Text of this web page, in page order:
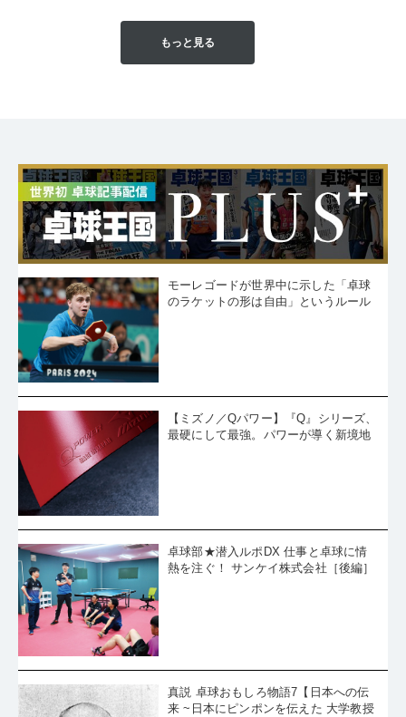
もっと見る
モーレゴードが世界中に示した「卓球
のラケットの形は自由」というルール
【ミズノ／Qパワー】『Q』シリーズ、
最硬にして最強。パワーが導く新境地
卓球部★潜入ルポDX 仕事と卓球に情
熱を注ぐ！ サンケイ株式会社［後編］
真説 卓球おもしろ物語7【日本への伝
来 ~日本にピンポンを伝えた 大学教授